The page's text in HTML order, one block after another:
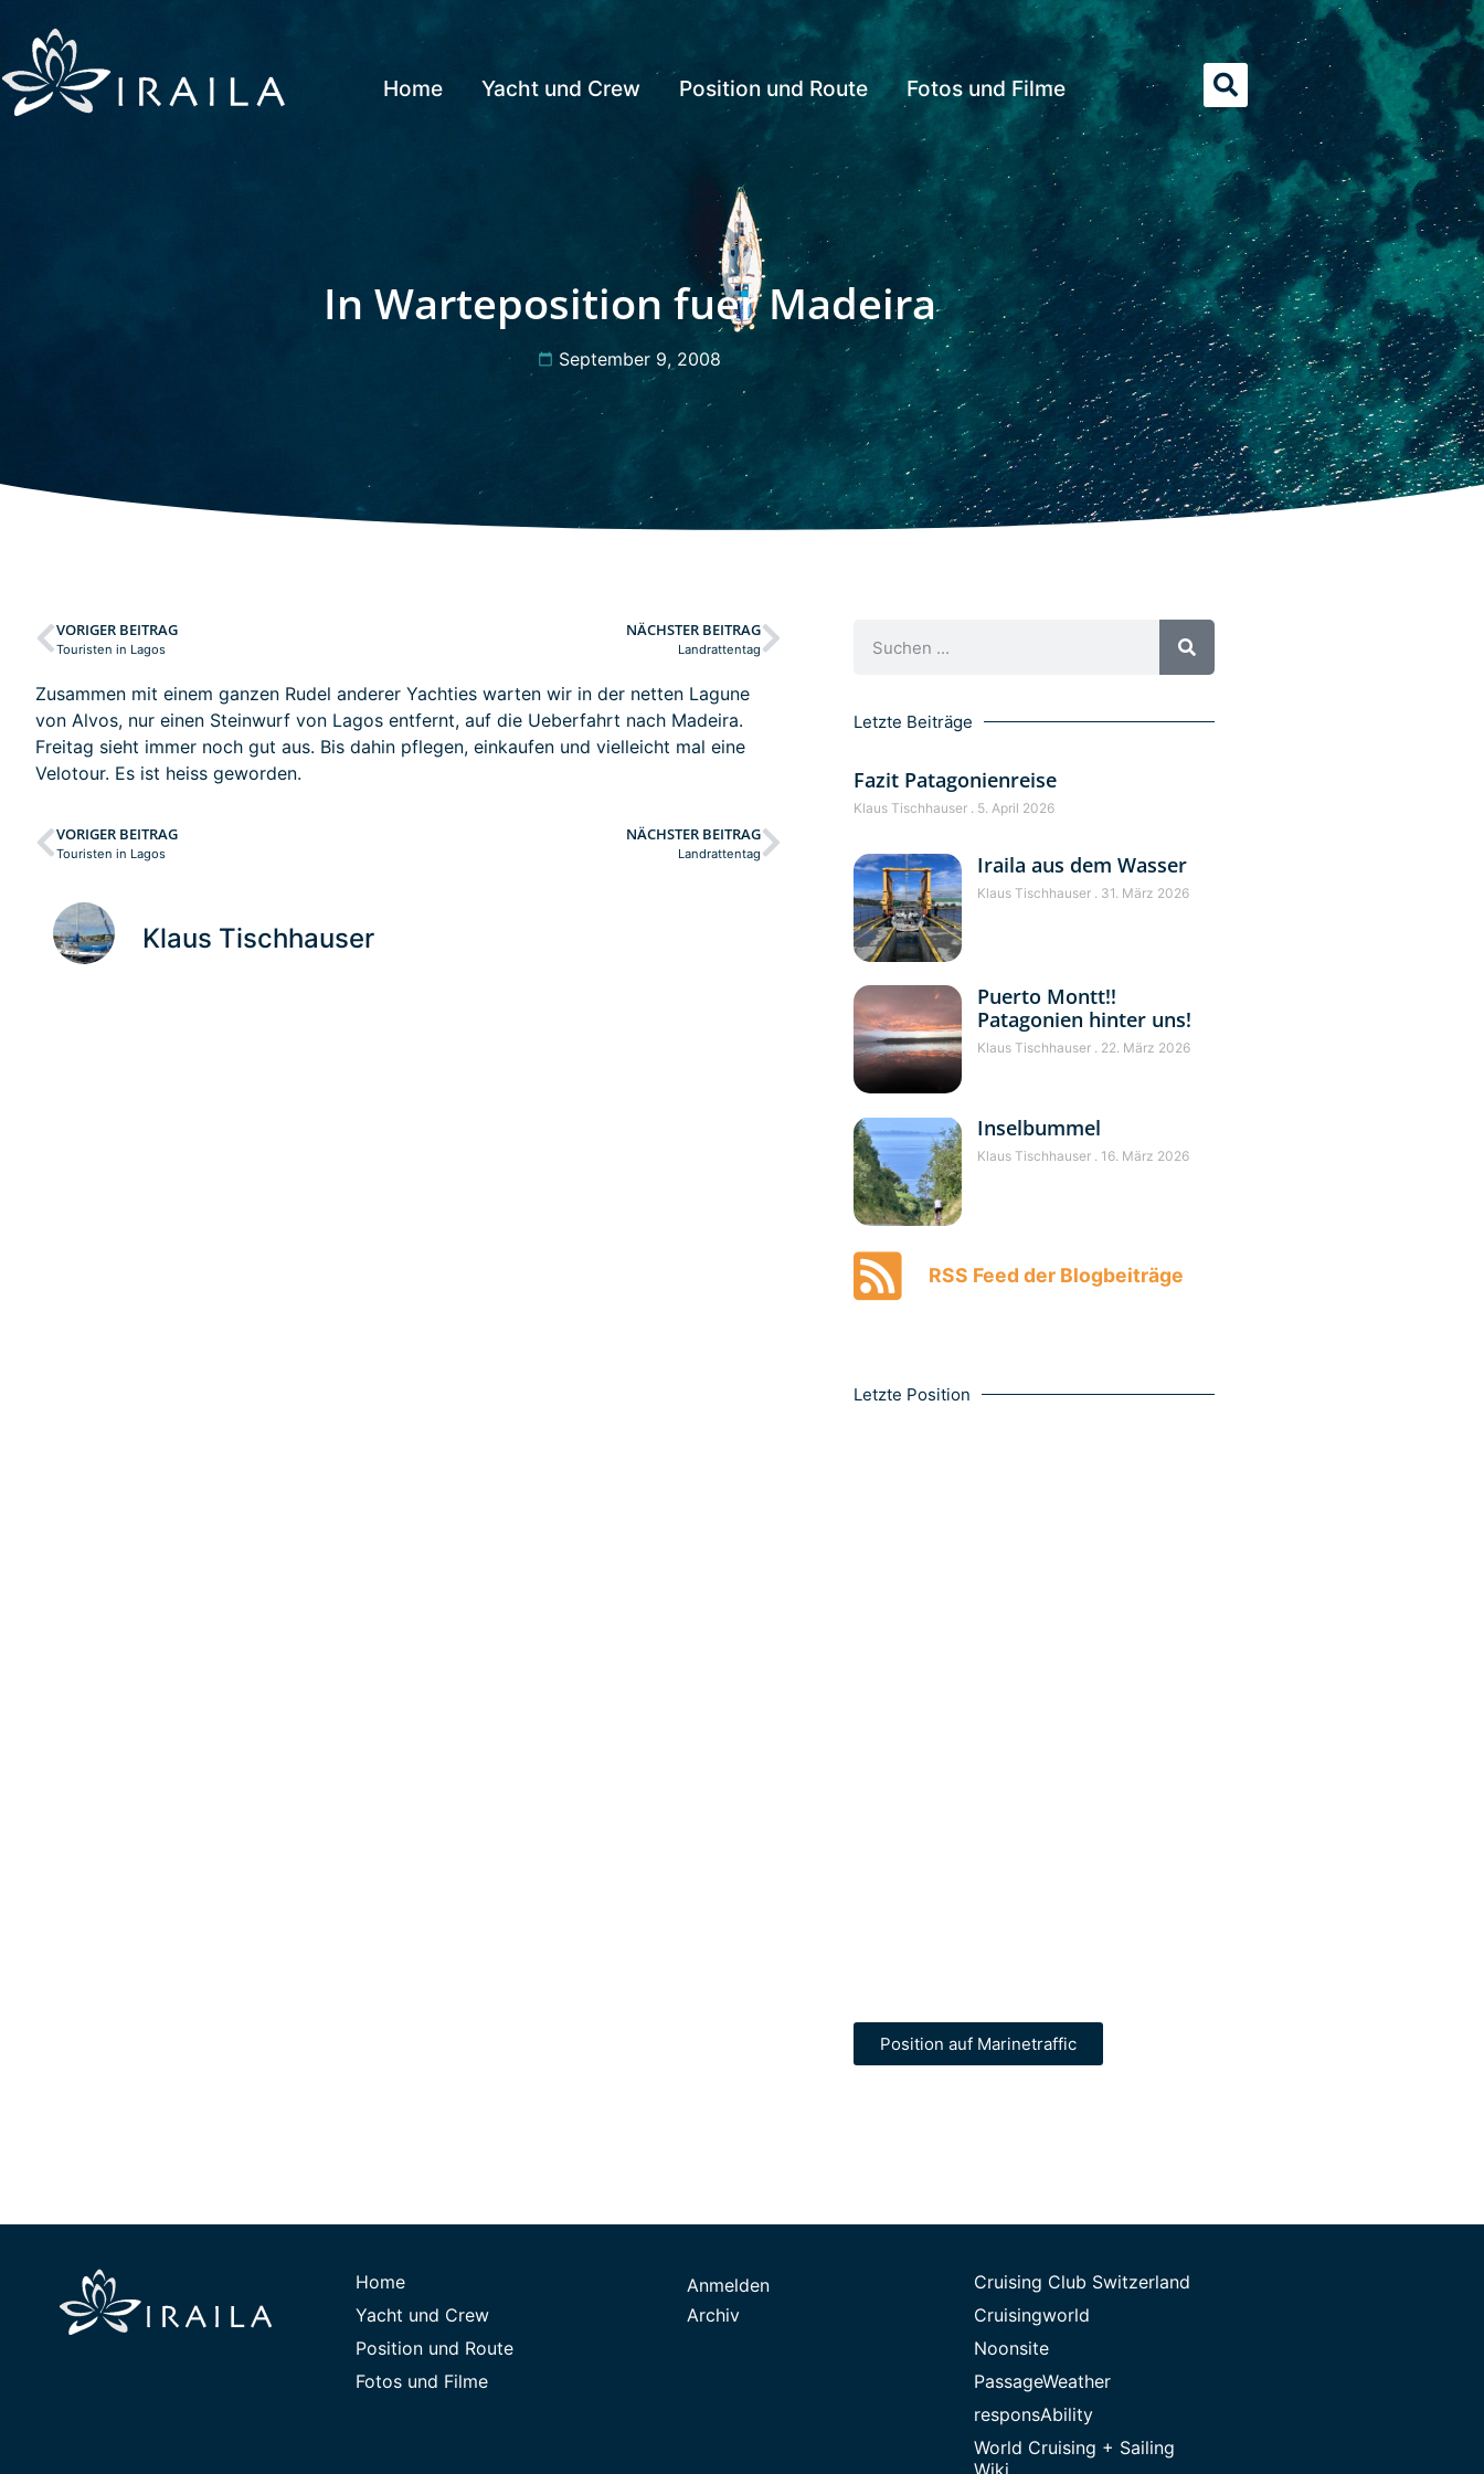
Home Yacht und Crew Position und Route Fotos und Filme
In Warteposition fuer Madeira
September 9, 2008
VORIGER BEITRAG
Touristen in Lagos
NÄCHSTER BEITRAG
Landrattentag
Zusammen mit einem ganzen Rudel anderer Yachties warten wir in der netten Lagune
von Alvos, nur einen Steinwurf von Lagos entfernt, auf die Ueberfahrt nach Madeira.
Freitag sieht immer noch gut aus. Bis dahin pflegen, einkaufen und vielleicht mal eine
Velotour. Es ist heiss geworden.
VORIGER BEITRAG
Touristen in Lagos
NÄCHSTER BEITRAG
Landrattentag
Klaus Tischhauser
Letzte Beiträge
Fazit Patagonienreise
Klaus Tischhauser 5. April 2026
Iraila aus dem Wasser
Klaus Tischhauser 31. März 2026
Puerto Montt!!
Patagonien hinter uns!
Klaus Tischhauser 22. März 2026
Inselbummel
Klaus Tischhauser 16. März 2026
RSS Feed der Blogbeiträge
Letzte Position
Position auf Marinetraffic
Home
Yacht und Crew
Position und Route
Fotos und Filme
Anmelden
Archiv
Cruising Club Switzerland
Cruisingworld
Noonsite
PassageWeather
responsAbility
World Cruising + Sailing
Wiki